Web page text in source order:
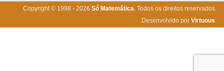
Copyright © 1998 - 2026 Só Matemática. Todos os direitos reservados.
Desenvolvido por Virtuous.